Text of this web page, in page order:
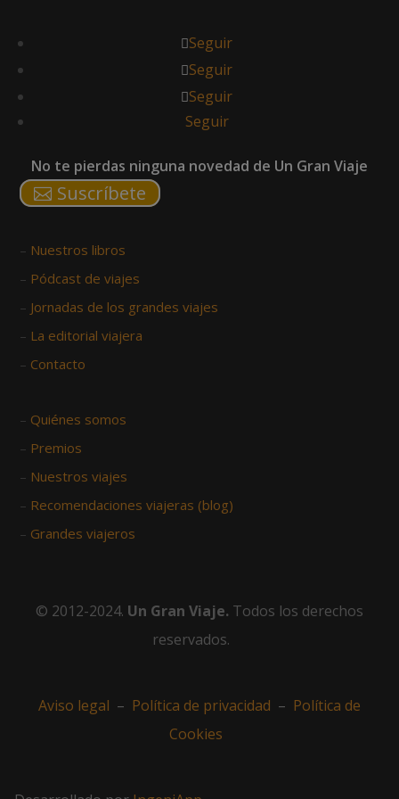
Seguir
Seguir
Seguir
Seguir
No te pierdas ninguna novedad de Un Gran Viaje
Suscríbete
– Nuestros libros
– Pódcast de viajes
– Jornadas de los grandes viajes
– La editorial viajera
– Contacto
– Quiénes somos
– Premios
– Nuestros viajes
– Recomendaciones viajeras (blog)
– Grandes viajeros
© 2012-2024. Un Gran Viaje. Todos los derechos
reservados.
Aviso legal – Política de privacidad – Política de
Cookies